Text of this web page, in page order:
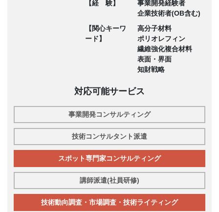
【経 験】
事業開発経験者
企業技術者(OB含む)
【関心キーワ
ード】
高分子材料
ポリオレフィン
繊維強化複合材料
表面・界面
知財戦略
対応可能サービス
事業開発コンサルティング
技術コンサルタント派遣
スポット専門家コンサルティング
講師派遣(社員研修)
技術動向調査・市場調査・技術ライティング